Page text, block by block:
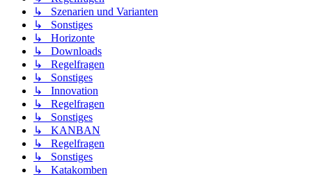
↳ Szenarien und Varianten
↳ Sonstiges
↳ Horizonte
↳ Downloads
↳ Regelfragen
↳ Sonstiges
↳ Innovation
↳ Regelfragen
↳ Sonstiges
↳ KANBAN
↳ Regelfragen
↳ Sonstiges
↳ Katakomben